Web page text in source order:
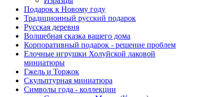
Подарок к Новому году
Традиционный русский подарок
Русская деревня
Волшебная сказка вашего дома
Корпоративный подарок - решение проблем
Елочные игрушки Холуйской лаковой
миниатюры
Гжель и Торжок
Скульптурная миниатюра
Символы года - коллекции